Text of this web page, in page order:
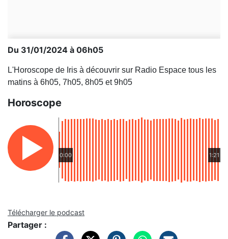
Du 31/01/2024 à 06h05
L'Horoscope de Iris à découvrir sur Radio Espace tous les
matins à 6h05, 7h05, 8h05 et 9h05
Horoscope
0:00 1:21
Télécharger le podcast
Partager :